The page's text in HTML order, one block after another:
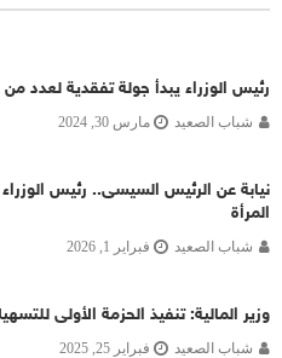
رئيس الوزراء يبدأ جولة تفقدية لعدد
شباب الصعيد مارس 30, 2024
نيابة عن الرئيس السيسى.. رئيس
المرأة
شباب الصعيد فبراير 1, 2026
وزير المالية: تنفيذ الحزمة الأولى
شباب الصعيد فبراير 25, 2025